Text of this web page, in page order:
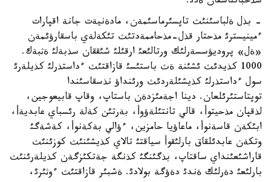
- بذل ةلباسئنئث تاپسئرماسئمةن، مادةنيةت جانة اقپارات
ءمينيسترئ مذحتار قذل-مذحاممةدتئث تئكةلةي باسقارؤئمةن
«ةل» پروديؤسسةرلئك ورتالئعئ ارقئلئ شئققان سذبةلئ ةثبةك.
1000 كذيدئث ئشئنة ةث باستئسئ قازاقتئث ءداستذرلئ كذيلةرئ
سول ءداستذرلئ كذيشئلةردئث ورئنداؤ نذسقاسئندا
توپتاستئرئلعان. دينا اجةمئزدةن باستاپ، وقاپ قابيعوجين،
لذقپان مذحيتوأ، قالي تانتئلةؤوأ، بةرتئن كةلة رئسباي عابديةأ،
ابئكةن قاسةنوأ، ماعاؤيا حامزين، ءؤالي بةكةنوأ، كةشةگئ
وتكةن عابدئلقاق بارلئقوأ سياقتئ تالاي كذيشئنئث كوزئنئث
قاراشئعئنداي ساقتاپ، بذگئنگئ كذنگة جةتكئزگةن كذيلةرئنئث
بارلئعئ دةرلئك ةندئ دةؤگة بولادئ. ةشبئر قازاقتئث ءوثئرئ،